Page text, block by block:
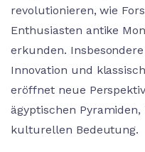
revolutionieren, wie
Enthusiasten antike
erkunden.
Innovation und
eröffnet neue
ägyptischen
kulturellen Bedeutung.